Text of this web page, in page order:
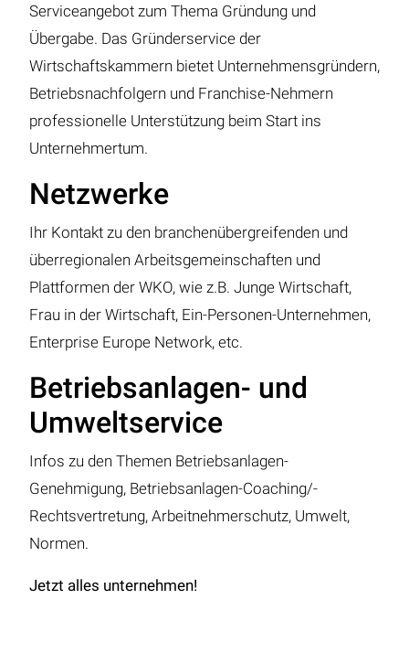
Serviceangebot zum Thema Gründung und
Übergabe. Das Gründerservice der
Wirtschaftskammern bietet Unternehmensgründern,
Betriebsnachfolgern und Franchise-Nehmern
professionelle Unterstützung beim Start ins
Unternehmertum.
Netzwerke
Ihr Kontakt zu den branchenübergreifenden und
überregionalen Arbeitsgemeinschaften und
Plattformen der WKO, wie z.B. Junge Wirtschaft,
Frau in der Wirtschaft, Ein-Personen-Unternehmen,
Enterprise Europe Network, etc.
Betriebsanlagen- und
Umweltservice
Infos zu den Themen Betriebsanlagen-
Genehmigung, Betriebsanlagen-Coaching/-
Rechtsvertretung, Arbeitnehmerschutz, Umwelt,
Normen.
Jetzt alles unternehmen!